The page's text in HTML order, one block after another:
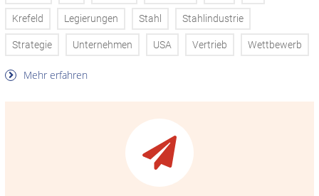
Krefeld Legierungen Stahl Stahlindustrie
Strategie Unternehmen USA Vertrieb Wettbewerb
Mehr erfahren